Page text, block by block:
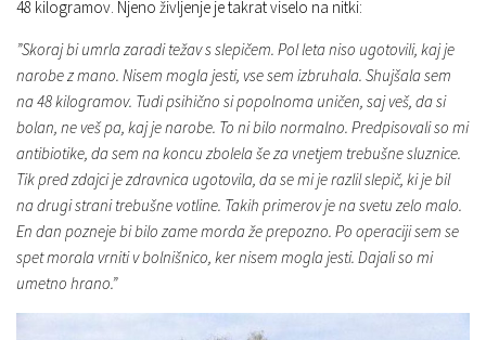
48 kilogramov. Njeno življenje je takrat viselo na nitki:
”Skoraj bi umrla zaradi težav s slepičem. Pol leta niso ugotovili, kaj je
narobe z mano. Nisem mogla jesti, vse sem izbruhala. Shujšala sem
na 48 kilogramov. Tudi psihično si popolnoma uničen, saj veš, da si
bolan, ne veš pa, kaj je narobe. To ni bilo normalno. Predpisovali so mi
antibiotike, da sem na koncu zbolela še za vnetjem trebušne sluznice.
Tik pred zdajci je zdravnica ugotovila, da se mi je razlil slepič, ki je bil
na drugi strani trebušne votline. Takih primerov je na svetu zelo malo.
En dan pozneje bi bilo zame morda že prepozno. Po operaciji sem se
spet morala vrniti v bolnišnico, ker nisem mogla jesti. Dajali so mi
umetno hrano.”